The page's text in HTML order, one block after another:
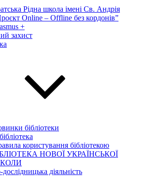
Рідна школа імені Св. Андрія
Online – Offline без кордонів”
+
захист
бібліотеки
користування бібліотекою
НОВОЇ УКРАЇНСЬКОЇ
діяльність